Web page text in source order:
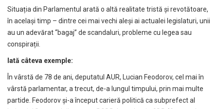
Situația din Parlamentul arată o altă realitate tristă și revotătoare,
în același timp – dintre cei mai vechi aleși ai actualei legislaturi, unii
au un adevărat “bagaj” de scandaluri, probleme cu legea sau
conspirații.
Iată câteva exemple:
În vârstă de 78 de ani, deputatul AUR, Lucian Feodorov, cel mai în
vârstă parlamentar, a trecut, de-a lungul timpului, prin mai multe
partide. Feodorov și-a început carieră politică ca subprefect al